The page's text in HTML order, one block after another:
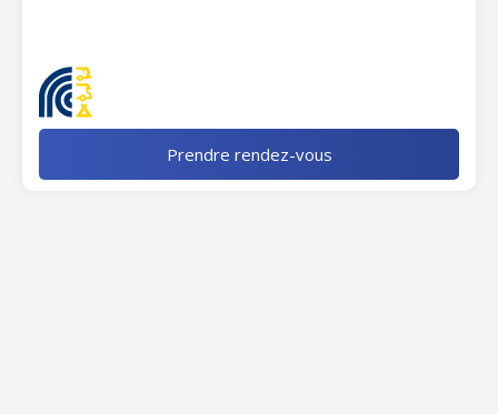
Prendre rendez-vous